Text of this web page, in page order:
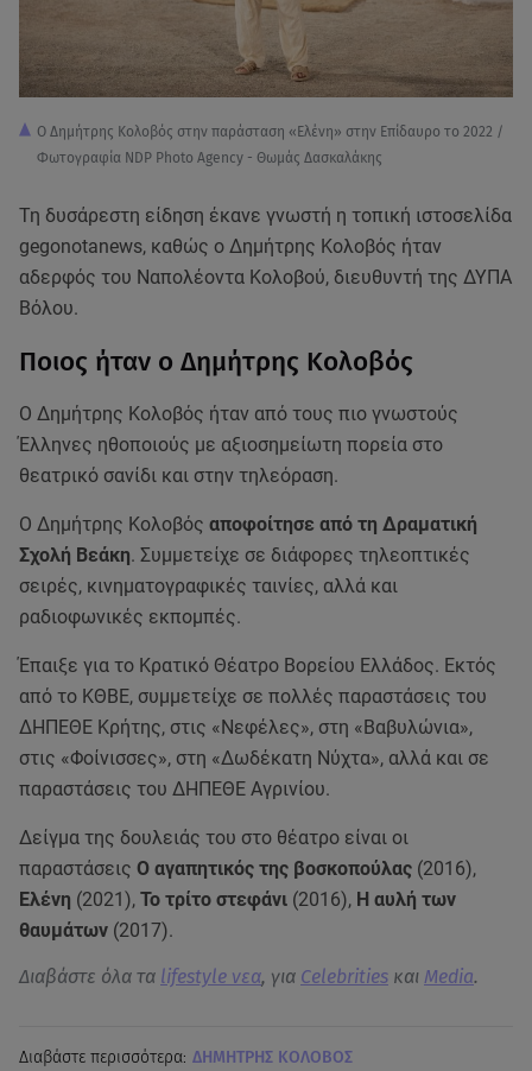
Ο Δημήτρης Κολοβός στην παράσταση «Ελένη» στην Επίδαυρο το 2022 /
Φωτογραφία NDP Photo Agency - Θωμάς Δασκαλάκης
Τη δυσάρεστη είδηση έκανε γνωστή η τοπική ιστοσελίδα
gegonotanews, καθώς ο Δημήτρης Κολοβός ήταν
αδερφός του Ναπολέοντα Κολοβού, διευθυντή της ΔΥΠΑ
Βόλου.
Ποιος ήταν ο Δημήτρης Κολοβός
Ο Δημήτρης Κολοβός ήταν από τους πιο γνωστούς
Έλληνες ηθοποιούς με αξιοσημείωτη πορεία στο
θεατρικό σανίδι και στην τηλεόραση.
Ο Δημήτρης Κολοβός αποφοίτησε από τη Δραματική
Σχολή Βεάκη. Συμμετείχε σε διάφορες τηλεοπτικές
σειρές, κινηματογραφικές ταινίες, αλλά και
ραδιοφωνικές εκπομπές.
Έπαιξε για το Κρατικό Θέατρο Βορείου Ελλάδος. Εκτός
από το ΚΘΒΕ, συμμετείχε σε πολλές παραστάσεις του
ΔΗΠΕΘΕ Κρήτης, στις «Νεφέλες», στη «Βαβυλώνια»,
στις «Φοίνισσες», στη «Δωδέκατη Νύχτα», αλλά και σε
παραστάσεις του ΔΗΠΕΘΕ Αγρινίου.
Δείγμα της δουλειάς του στο θέατρο είναι οι
παραστάσεις Ο αγαπητικός της βοσκοπούλας (2016),
Ελένη (2021), Το τρίτο στεφάνι (2016), Η αυλή των
θαυμάτων (2017).
Διαβάστε όλα τα lifestyle νεα, για Celebrities και Media.
Διαβάστε περισσότερα: ΔΗΜΗΤΡΗΣ ΚΟΛΟΒΟΣ